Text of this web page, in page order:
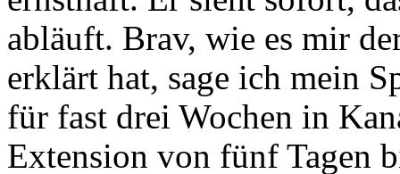
abläuft. Brav, wie es mir
erklärt hat, sage ich mein
für fast drei Wochen in
Extension von fünf Tagen